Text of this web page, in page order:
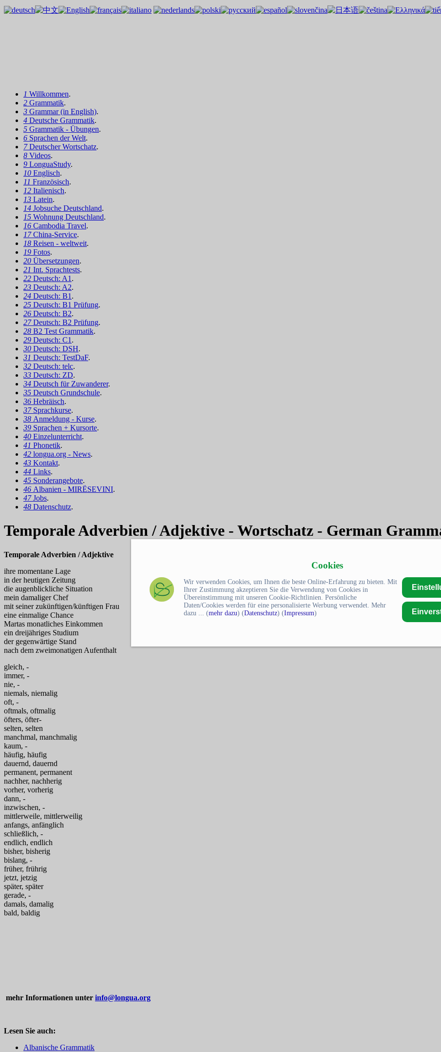
1 Willkommen.
2 Grammatik.
3 Grammar (in English).
4 Deutsche Grammatik.
5 Grammatik - Übungen.
6 Sprachen der Welt.
7Deutscher Wortschatz.
8 Videos.
9 LonguaStudy.
10 Englisch.
11 Französisch.
12 Italienisch.
13 Latein.
14 Jobsuche Deutschland.
15 Wohnung Deutschland.
16 Cambodia Travel.
17China-Service.
18 Reisen - weltweit.
19 Fotos.
20 Übersetzungen.
21 Int. Sprachtests.
22 Deutsch: A1 .
23 Deutsch: A2.
24 Deutsch: B1 .
25 Deutsch: B1 Prüfung.
26 Deutsch: B2.
27Deutsch: B2 Prüfung.
28 B2 Test Grammatik.
29 Deutsch: C1 .
30 Deutsch: DSH.
31 Deutsch: TestDaF.
32 Deutsch: telc.
33 Deutsch: ZD.
34 Deutsch für Zuwanderer.
35 Deutsch Grundschule.
36 Hebräisch.
37 Sprachkurse.
38 Anmeldung - Kurse.
39 Sprachen + Kursorte.
40 Einzelunterricht.
41 Phonetik.
42 longua.org - News.
43 Kontakt.
44 Links.
45 Sonderangebote.
46 Albanien - MIRËSEVINI.
47Jobs.
48 Datenschutz.
Cookies
Wir verwenden Cookies, um Ihnen die beste Online-Erfahrung zu bieten. Mit
Ihrer Zustimmung akzeptieren Sie die Verwendung von Cookies in
Übereinstimmung mit unseren Cookie-Richtlinien. Persönliche
Daten/Cookies werden für eine personalisierte Werbung verwendet. Mehr
dazu ... (mehr dazu) (Datenschutz) (Impressum)
Temporale Adverbien / Adjektive - Wortschatz - German
Temporale Adverbien / Adjektive
ihre momentane Lage
in der heutigen Zeitung
die augenblickliche Situation
mein damaliger Chef
mit seiner zukünftigen/künftigen Frau
eine einmalige Chance
Martas monatliches Einkommen
ein dreijähriges Studium
der gegenwärtige Stand
nach dem zweimonatigen Aufenthalt
gleich, -
immer, -
nie, -
niemals, niemalig
oft, -
oftmals, oftmalig
öfters, öfter-
selten, selten
manchmal, manchmalig
kaum, -
häufig, häufig
dauernd, dauernd
permanent, permanent
nachher, nachherig
vorher, vorherig
dann, -
inzwischen, -
mittlerweile, mittlerweilig
anfangs, anfänglich
schließlich, -
endlich, endlich
bisher, bisherig
bislang, -
früher, frührig
jetzt, jetzig
später, später
gerade, -
damals, damalig
bald, baldig
mehr Informationen unter info@longua.org
Lesen Sie auch:
Albanische Grammatik